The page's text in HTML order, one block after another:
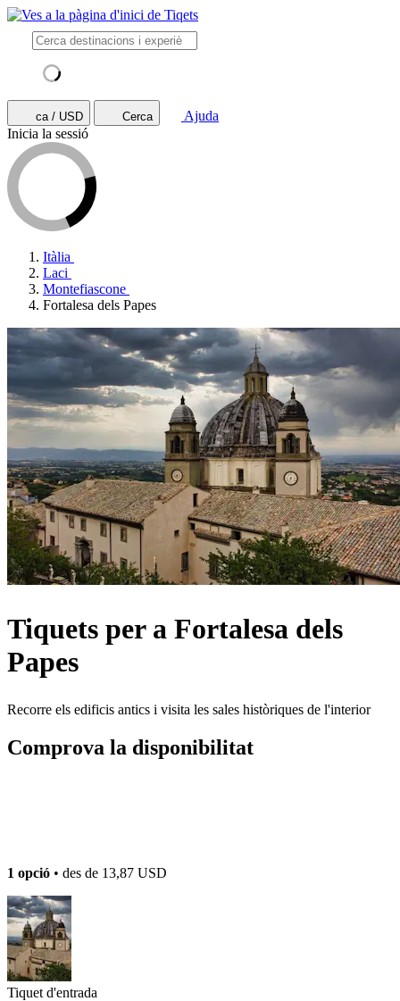
ca / USD Cerca
Ajuda
Inicia la sessió
Itàlia
Laci
Montefiascone
Fortalesa dels Papes
Tiquets per a Fortalesa dels
Papes
Recorre els edificis antics i visita les sales històriques de l'interior
Comprova la disponibilitat
1 opció • des de 13,87 USD
Tiquet d'entrada